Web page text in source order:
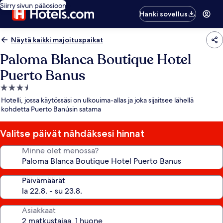
Siirry sivun pääosioon
Hanki sovellus
Näytä kaikki majoituspaikat
Paloma Blanca Boutique Hotel
Puerto Banus
3.5
tähden
majoituspaikka
Hotelli, jossa käytössäsi on ulkouima-allas ja joka sijaitsee lähellä
kohdetta Puerto Banúsin satama
Valitse päivät nähdäksesi hinnat
Minne olet menossa?
Päivämäärät
Asiakkaat